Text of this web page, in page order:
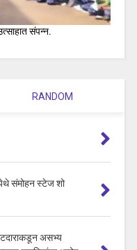
संपन्न.
RANDOM
संमोहन स्टेज शो
असभ्य